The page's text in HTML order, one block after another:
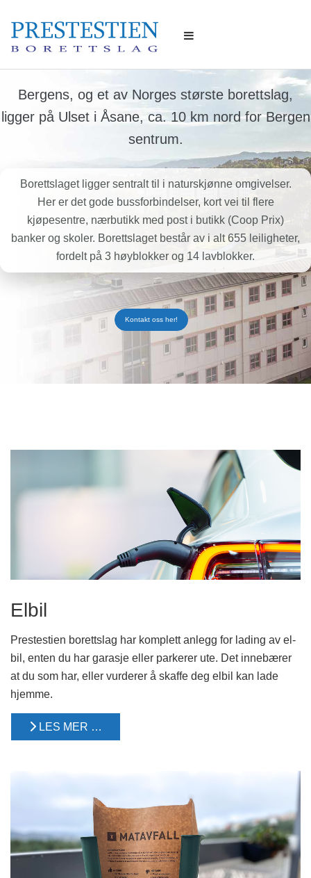
Bergens, og et av Norges største borettslag,
ligger på Ulset i Åsane, ca. 10 km nord for Bergen
sentrum.
Borettslaget ligger sentralt til i naturskjønne omgivelser.
Her er det gode bussforbindelser, kort vei til flere
kjøpesentre, nærbutikk med post i butikk (Coop Prix)
banker og skoler. Borettslaget består av i alt 655 leiligheter,
fordelt på 3 høyblokker og 14 lavblokker.
Kontakt oss her!
Elbil
Prestestien borettslag har komplett anlegg for lading av el-
bil, enten du har garasje eller parkerer ute. Det innebærer
at du som har, eller vurderer å skaffe deg elbil kan lade
hjemme.
LES MER …